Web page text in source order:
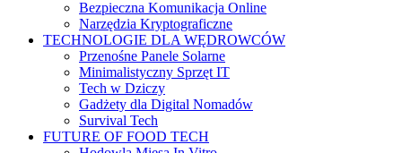
Bezpieczna Komunikacja Online
Narzędzia Kryptograficzne
TECHNOLOGIE DLA WĘDROWCÓW
Przenośne Panele Solarne
Minimalistyczny Sprzęt IT
Tech w Dziczy
Gadżety dla Digital Nomadów
Survival Tech
FUTURE OF FOOD TECH